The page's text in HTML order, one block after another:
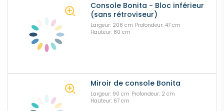
Console Bonita - Bloc inférieur
(sans rétroviseur)
Largeur: 208 cm Profondeur: 47 cm
Hauteur: 80 cm
Miroir de console Bonita
Largeur: 90 cm Profondeur: 2 cm
Hauteur: 67 cm